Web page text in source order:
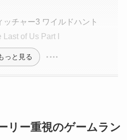
ッチャー3 ワイルドハント
Last of Us Part I
っと見る
リー重視のゲームラン